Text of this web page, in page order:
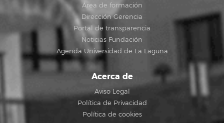
Área de formación
Dirección Gerencia
Portal de transparencia
Noticias Fundación
Agenda Universidad de La Laguna
Acerca de
Aviso Legal
Política de Privacidad
Política de cookies